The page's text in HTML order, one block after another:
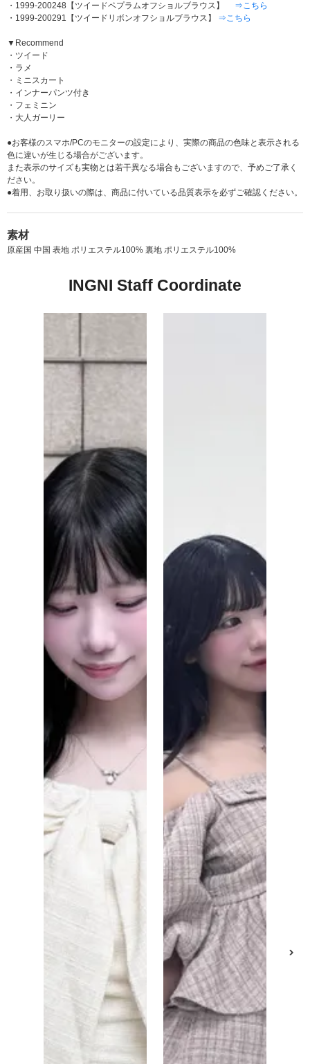
・1999-200248【ツイードペプラムオフショルブラウス】
⇒こちら
・1999-200291【ツイードリボンオフショルブラウス】 ⇒こちら
▼Recommend
・ツイード
・ラメ
・ミニスカート
・インナーパンツ付き
・フェミニン
・大人ガーリー
●お客様のスマホ/PCのモニターの設定により、実際の商品の色味と表示される
色に違いが生じる場合がございます。
また表示のサイズも実物とは若干異なる場合もございますので、予めご了承く
ださい。
●着用、お取り扱いの際は、商品に付いている品質表示を必ずご確認ください。
素材
原産国 中国 表地 ポリエステル100% 裏地 ポリエステル100%
INGNI Staff Coordinate